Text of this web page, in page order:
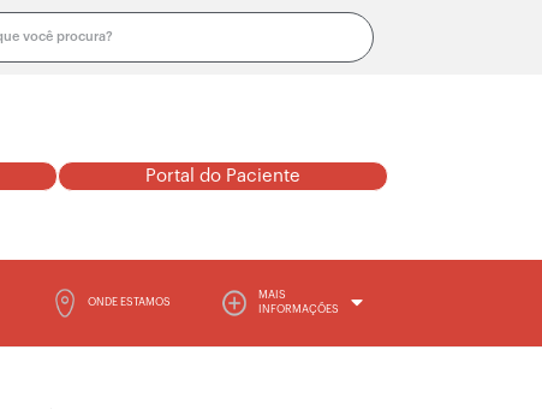
Portal do Paciente
ONDE ESTAMOS
MAIS
INFORMAÇÕES